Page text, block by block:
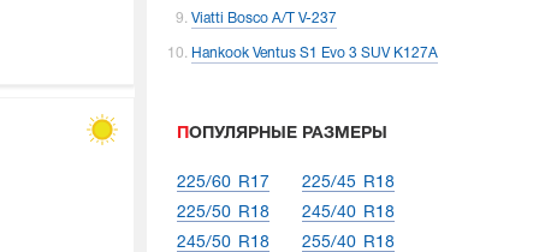
Viatti Bosco A/T V-237
Hankook Ventus S1 Evo 3 SUV K127A
ПОПУЛЯРНЫЕ РАЗМЕРЫ
225/60 R17
225/45 R18
225/50 R18
245/40 R18
245/50 R18
255/40 R18